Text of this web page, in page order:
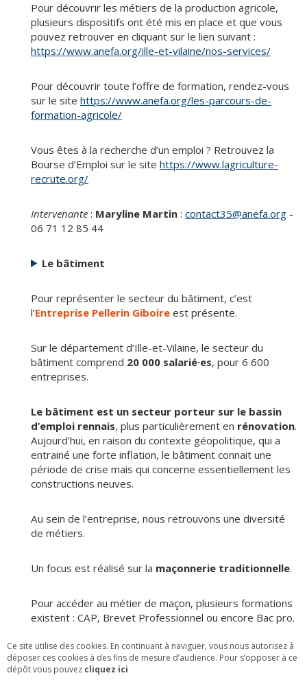
Ce site utilise des cookies. En continuant à naviguer, vous nous autorisez à
déposer ces cookies à des fins de mesure d’audience. Pour s’opposer à ce
dépôt vous pouvez cliquez ici
Pour découvrir les métiers de la production agricole,
plusieurs dispositifs ont été mis en place et que vous
pouvez retrouver en cliquant sur le lien suivant :
https://www.anefa.org/ille-et-vilaine/nos-services/
Pour découvrir toute l’offre de formation, rendez-vous
sur le site https://www.anefa.org/les-parcours-de-
formation-agricole/
Vous êtes à la recherche d’un emploi ? Retrouvez la
Bourse d’Emploi sur le site https://www.lagriculture-
recrute.org/
Intervenante : Maryline Martin : contact35@anefa.org -
06 71 12 85 44
Le bâtiment
Pour représenter le secteur du bâtiment, c’est
l’Entreprise Pellerin Giboire est présente.
Sur le département d’Ille-et-Vilaine, le secteur du
bâtiment comprend 20 000 salarié·es, pour 6 600
entreprises.
Le bâtiment est un secteur porteur sur le bassin
d’emploi rennais, plus particulièrement en rénovation.
Aujourd’hui, en raison du contexte géopolitique, qui a
entrainé une forte inflation, le bâtiment connait une
période de crise mais qui concerne essentiellement les
constructions neuves.
Au sein de l’entreprise, nous retrouvons une diversité
de métiers.
Un focus est réalisé sur la maçonnerie traditionnelle.
Pour accéder au métier de maçon, plusieurs formations
existent : CAP, Brevet Professionnel ou encore Bac pro.
En maçonnerie traditionnelle sont utilisés des matériaux
anciens tels que la pierre, les briques, la chaux, le sable,